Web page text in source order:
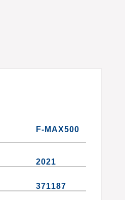
F-MAX500
2021
371187